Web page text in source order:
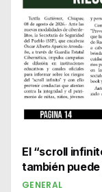
El “scroll
también
GENERAL